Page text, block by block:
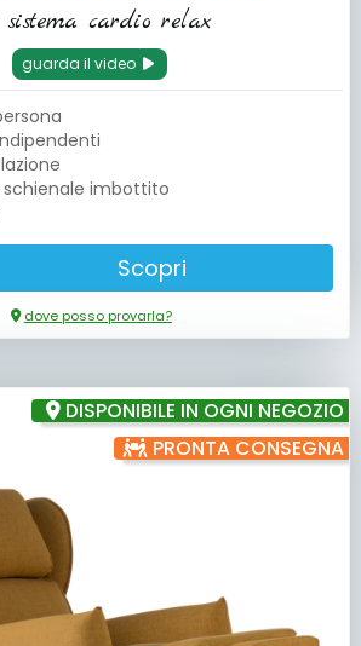
sistema cardio relax
guarda il video
schienale imbottito
Scopri
dove posso provarla?
DISPONIBILE IN OGNI NEGOZIO
PRONTA CONSEGNA